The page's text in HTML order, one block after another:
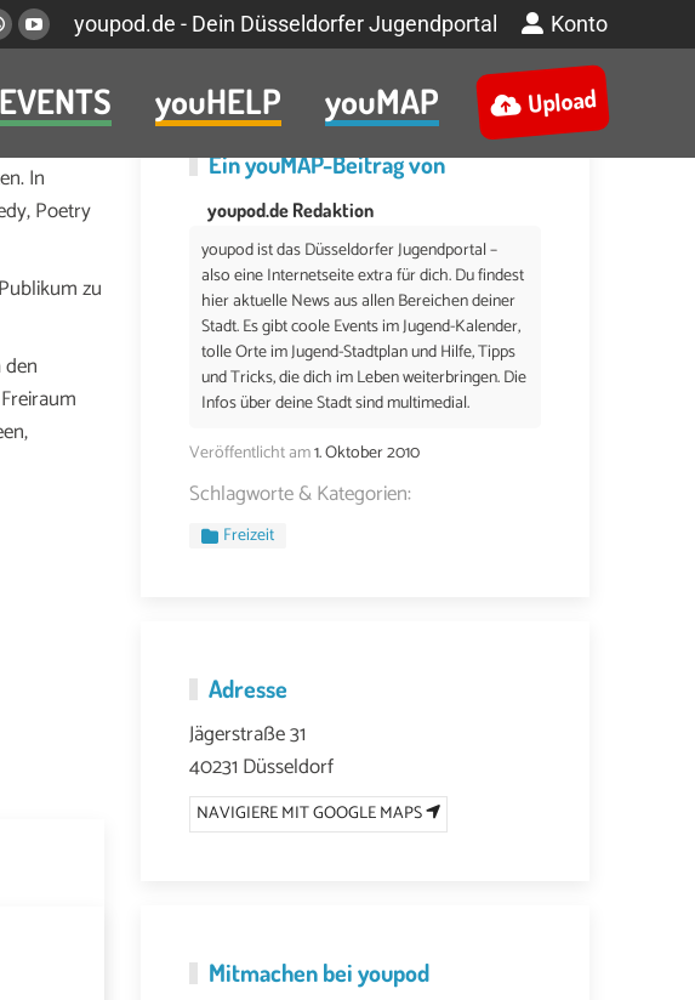
YouTube
opens
in
new
window
youpod.de - Dein Düsseldorfer Jugendportal Konto
youHELP youMAP Upload
Projekte
In
Poetry
zu
EinyouMAP-Beitrag von
youpod.de Redaktion
youpod ist das Düsseldorfer Jugendportal –
also eine Internetseite extra für dich. Du findest
hier aktuelle News aus allen Bereichen deiner
Stadt. Es gibt coole Events im Jugend-Kalender,
tolle Orte im Jugend-Stadtplan und Hilfe, Tipps
und Tricks, die dich im Leben weiterbringen. Die
Infos über deine Stadt sind multimedial.
Veröffentlicht am1. Oktober 2010
Schlagworte & Kategorien:
Freizeit
Adresse
Jägerstraße 31
40231 Düsseldorf
NAVIGIERE MIT GOOGLE MAPS
Mitmachen bei youpod